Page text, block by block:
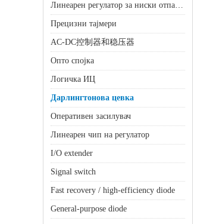
Линеарен регулатор за ниски отпадоци (ЛДО)
Прецизни тајмери
AC-DC控制器和稳压器
Опто спојка
Логичка ИЦ
Дарлингтонова цевка
Оперативен засилувач
Линеарен чип на регулатор
I/O extender
Signal switch
Fast recovery / high-efficiency diode
General-purpose diode